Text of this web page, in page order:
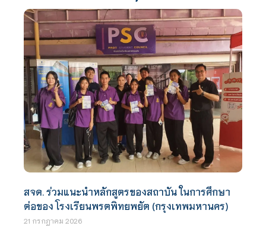
สจด. ร่วมแนะนำหลักสูตรของสถาบัน ในการศึกษา
ต่อของ โรงเรียนพรตพิทยพยัต (กรุงเทพมหานคร)
21 กรกฎาคม 2026